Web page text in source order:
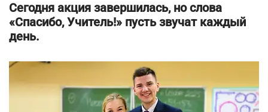
Сегодня акция завершилась, но слова
«Спасибо, Учитель!» пусть звучат каждый
день.